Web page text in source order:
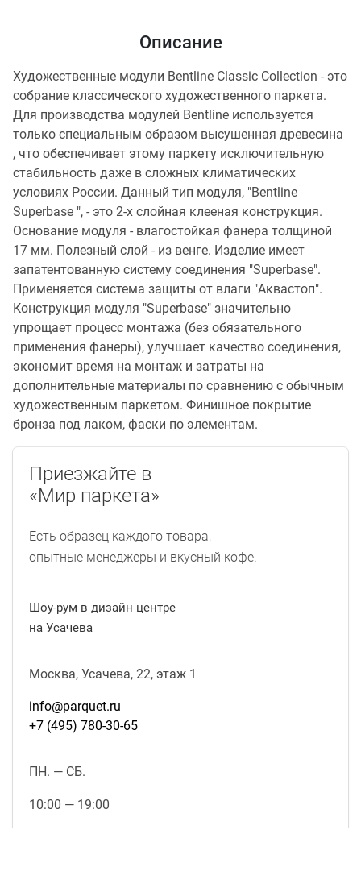
Описание
Художественные модули Bentline Classic Collection - это
собрание классического художественного паркета.
Для производства модулей Bentline используется
только специальным образом высушенная древесина
, что обеспечивает этому паркету исключительную
стабильность даже в сложных климатических
условиях России. Данный тип модуля, "Bentline
Superbase ", - это 2-х слойная клееная конструкция.
Основание модуля - влагостойкая фанера толщиной
17 мм. Полезный слой - из венге. Изделие имеет
запатентованную систему соединения "Superbase".
Применяется система защиты от влаги "Аквастоп".
Конструкция модуля "Superbase" значительно
упрощает процесс монтажа (без обязательного
применения фанеры), улучшает качество соединения,
экономит время на монтаж и затраты на
дополнительные материалы по сравнению с обычным
художественным паркетом. Финишное покрытие
бронза под лаком, фаски по элементам.
Приезжайте в
«Мир паркета»
Есть образец каждого товара,
опытные менеджеры и вкусный кофе.
Шоу-рум в дизайн центре
на Усачева
Москва, Усачева, 22, этаж 1
info@parquet.ru
+7 (495) 780-30-65
ПН. — СБ.
10:00 — 19:00